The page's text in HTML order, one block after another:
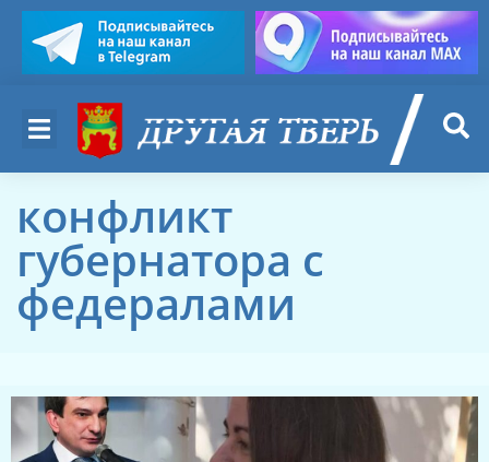
конфликт
губернатора с
федералами